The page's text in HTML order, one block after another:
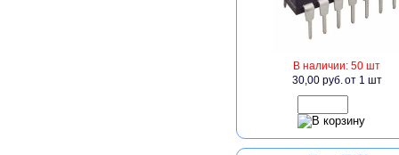
В наличии: 50 шт
30,00 руб.от 1 шт